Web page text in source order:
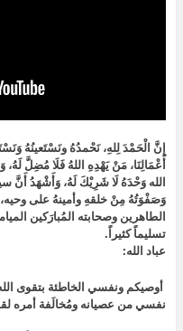
إِنَّ الْحَمْدَ لِلهِ، نَحْمدُهُ ونَسْتَعينُهُ
أَعْمَالِنَا، مَنْ يَهْدِهِ اللهُ فَلَا مُضِلَّ لَهُ،
الله وَحْدَهُ لَا شَرِيْكَ لَهُ، وَأَشْهَدُ أَنَّ
وَصَفْوَتُهُ مِنْ خلقهِ وأمينهُ على
الطاهرين وصحابته المُبارَكين
تسليماً كثيراً.
عباد الله:
أوصيكم ونفسي الخاطئة بتقوى
نفسي من عصيانه ومُخالَفة أمره